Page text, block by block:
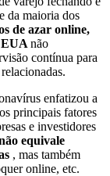
da maioria dos
de azar online,
EUA não
contínua para
enfatizou a
principais fatores
e investidores
equivale
, mas também
online, etc.